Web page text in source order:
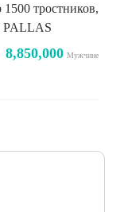
тростников,
PALLAS
8,850,000 Мужчине